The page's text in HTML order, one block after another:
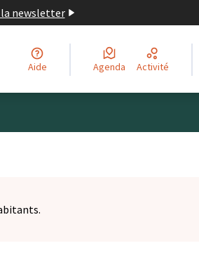
la newsletter
Aide Agenda Activité